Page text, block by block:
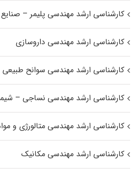
کارشناسی ارشد مهندسی پلیمر –
کارشناسی ارشد مهندسی داروسازی
کارشناسی ارشد مهندسی سوانح طبیعی
کارشناسی ارشد مهندسی نساجی –
کارشناسی ارشد مهندسی متالورژی و
کارشناسی ارشد مهندسی مکانیک